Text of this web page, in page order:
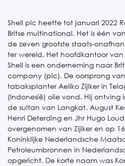
Shell plc heette tot januari 2022
Britse multinational. Het is één
de zeven grootste staats-
ter wereld. Het hoofdkantoor van
Shell is een onderneming naar
company (plc). De oorsprong
tabaksplanter Aeilko Zijlker in
(Indonesië) olie vond. Hij ontving
de sultan van Langkat. August
Henri Deterding en Jhr Hugo
overgenomen van Zijlker en op
Koninklijke Nederlandsche
Petroleumbronnen in
opgericht. De korte naam was